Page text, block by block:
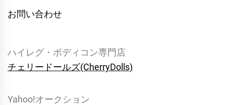
お問い合わせ
ハイレグ・ボディコン専門店
チェリードールズ(CherryDolls)
Yahoo!オークション